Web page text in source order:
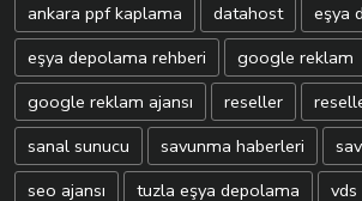
ankara ppf kaplama datahost
eşya
eşya depolama rehberi
google reklam
google reklam ajansı
reseller
sanal sunucu
savunma haberleri
seo ajansı
tuzla eşya depolama vds